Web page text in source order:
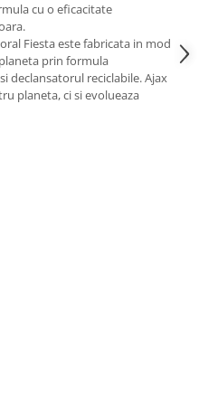
cu o eficacitate
Fiesta este fabricata in mod
prin formula
declansatorul reciclabile. Ajax
planeta, ci si evolueaza